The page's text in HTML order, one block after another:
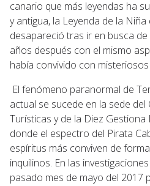
canario que más leyendas ha
y antigua, la Leyenda de la
desapareció tras ir en busca
años después con el mismo
había convivido con
El fenómeno paranormal de
actual se sucede en la sede del
Turísticas y de la Diez Gestiona
donde el espectro del Pirata
espíritus más conviven de
inquilinos. En las
pasado mes de mayo del 2017